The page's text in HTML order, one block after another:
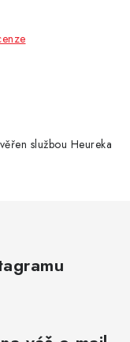
službou Heureka